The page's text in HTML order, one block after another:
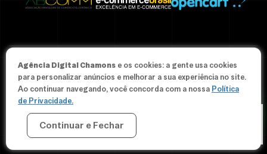
© Since 2012-2026 Agência Chamons - Todos os direitos
reservados.
Agência Digital Chamons e os cookies: a gente usa cookies
para personalizar anúncios e melhorar a sua experiência no site.
Ao continuar navegando, você concorda com a nossa Política
de Privacidade.
Continuar e Fechar